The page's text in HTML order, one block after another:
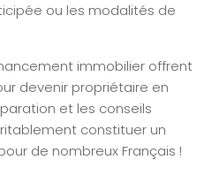
ou les modalités de
immobilier offrent
devenir propriétaire en
et les conseils
constituer un
de nombreux Français !